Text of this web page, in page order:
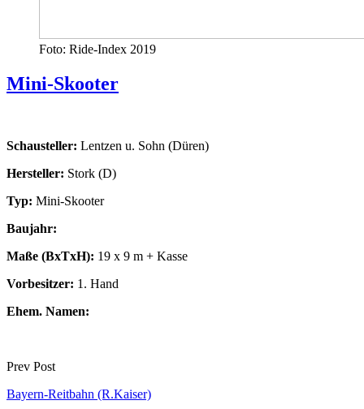
Foto: Ride-Index 2019
Mini-Skooter
Schausteller: Lentzen u. Sohn (Düren)
Hersteller: Stork (D)
Typ: Mini-Skooter
Baujahr:
Maße (BxTxH): 19 x 9 m + Kasse
Vorbesitzer: 1. Hand
Ehem. Namen:
Prev Post
Bayern-Reitbahn (R.Kaiser)